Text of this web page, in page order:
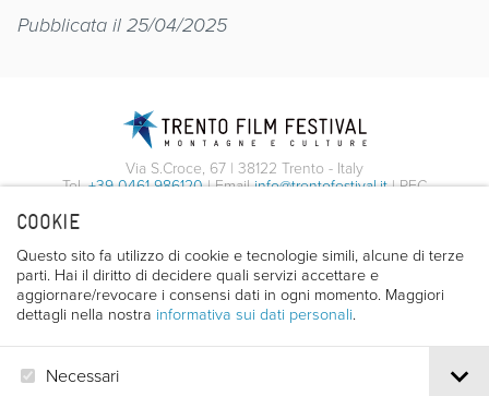
COOKIE
Questo sito fa utilizzo di cookie e tecnologie simili, alcune di terze
parti. Hai il diritto di decidere quali servizi accettare e
aggiornare/revocare i consensi dati in ogni momento. Maggiori
dettagli nella nostra informativa sui dati personali.
Necessari
Pubblicata il 25/04/2025
Via S.Croce, 67 | 38122 Trento - Italy
Tel.+39 0461 986120| Emailinfo@trentofestival.it| PEC